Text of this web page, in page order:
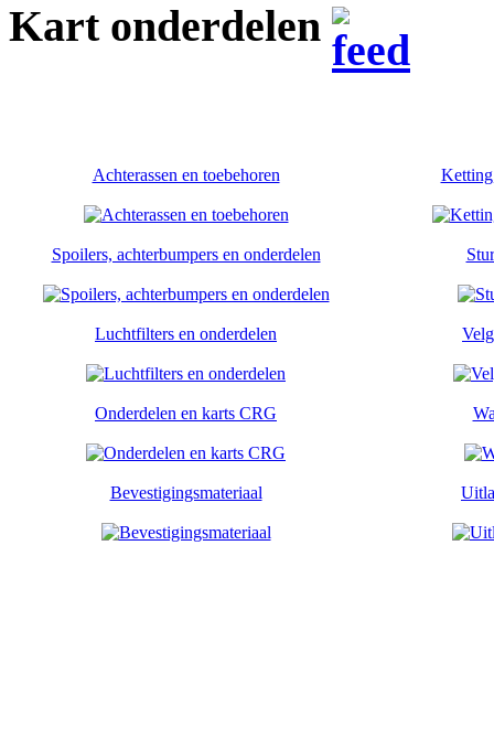
Kart onderdelen
Achterassen en toebehoren
Spoilers, achterbumpers en onderdelen
Luchtfilters en onderdelen
Onderdelen en karts CRG
Bevestigingsmateriaal